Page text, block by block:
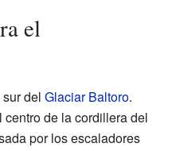
el
del Glaciar Baltoro.
de la cordillera del
por los escaladores